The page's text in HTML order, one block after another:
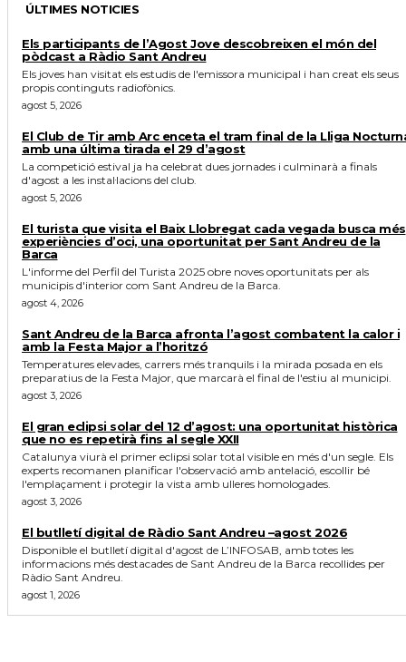
ÚLTIMES NOTICIES
Els participants de l’Agost Jove descobreixen el món del
pòdcast a Ràdio Sant Andreu
Els joves han visitat els estudis de l'emissora municipal i han creat els seus
propis continguts radiofònics.
agost 5, 2026
El Club de Tir amb Arc enceta el tram final de la Lliga
amb una última tirada el 29 d’agost
La competició estival ja ha celebrat dues jornades i culminarà a finals
d'agost a les instal·lacions del club.
agost 5, 2026
El turista que visita el Baix Llobregat cada vegada busca més
experiències d’oci, una oportunitat per Sant Andreu de la
Barca
L'informe del Perfil del Turista 2025 obre noves oportunitats per als
municipis d'interior com Sant Andreu de la Barca.
agost 4, 2026
Sant Andreu de la Barca afronta l’agost combatent la calor i
amb la Festa Major a l’horitzó
Temperatures elevades, carrers més tranquils i la mirada posada en els
preparatius de la Festa Major, que marcarà el final de l'estiu al municipi.
agost 3, 2026
El gran eclipsi solar del 12 d’agost: una oportunitat històrica
que no es repetirà fins al segle XXII
Catalunya viurà el primer eclipsi solar total visible en més d'un segle. Els
experts recomanen planificar l'observació amb antelació, escollir bé
l'emplaçament i protegir la vista amb ulleres homologades.
agost 3, 2026
El butlletí digital de Ràdio Sant Andreu –agost 2026
Disponible el butlletí digital d'agost de L’INFOSAB, amb totes les
informacions més destacades de Sant Andreu de la Barca recollides per
Ràdio Sant Andreu.
agost 1, 2026